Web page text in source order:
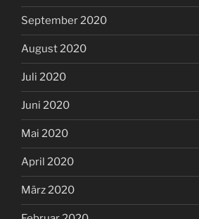
September 2020
August 2020
Juli 2020
Juni 2020
Mai 2020
April 2020
März 2020